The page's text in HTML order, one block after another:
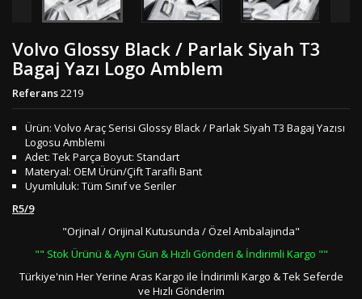
Volvo Glossy Black / Parlak Siyah T3
Bagaj Yazı Logo Amblem
Referans2219
Ürün: Volvo Araç Serisi Glossy Black / Parlak Siyah T3 Bagaj Yazısı
Logosu Amblemi
Adet: Tek Parça Boyut: Standart
Materyal: OEM Ürün/Çift Taraflı Bant
Uyumluluk: Tüm Sınıf ve Seriler
R5/9
"Orjinal / Orijinal Kutusunda / Özel Ambalajında"
"" Stok Ürünü & Aynı Gün & Hızlı Gönderi & İndirimli Kargo ""
Türkiye'nin Her Yerine Aras Kargo ile İndirimli Kargo & Tek Seferde
ve Hızlı Gönderim